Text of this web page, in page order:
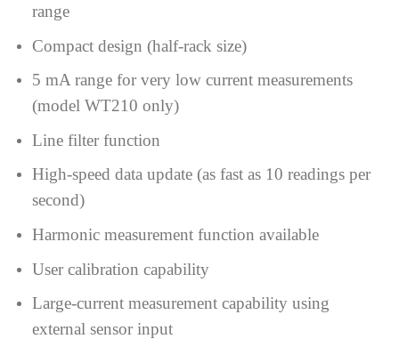
range
Compact design (half-rack size)
5 mA range for very low current measurements
(model WT210 only)
Line filter function
High-speed data update (as fast as 10 readings per
second)
Harmonic measurement function available
User calibration capability
Large-current measurement capability using
external sensor input